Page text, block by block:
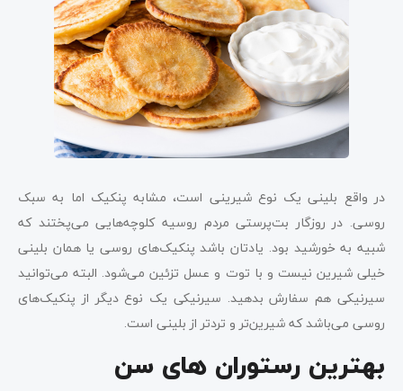
در واقع بلینی یک نوع شیرینی است، مشابه پنکیک اما به سبک
روسی. در روزگار بت‌پرستی مردم روسیه کلوچه‌هایی می‌پختند که
شبیه به خورشید بود. یادتان باشد پنکیک‌های روسی یا همان بلینی
خیلی شیرین نیست و با توت و عسل تزئین می‌شود. البته می‌توانید
سیرنیکی هم سفارش بدهید. سیرنیکی یک نوع دیگر از پنکیک‌های
روسی می‌باشد که شیرین‌تر و تردتر از بلینی است.
بهترین رستوران های سن